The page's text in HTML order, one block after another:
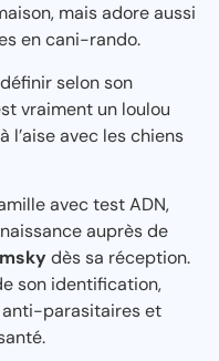
mais adore aussi
en cani-rando.
selon son
vraiment un loulou
l’aise avec les chiens
avec test ADN,
auprès de
dès sa réception.
son identification,
parasitaires et